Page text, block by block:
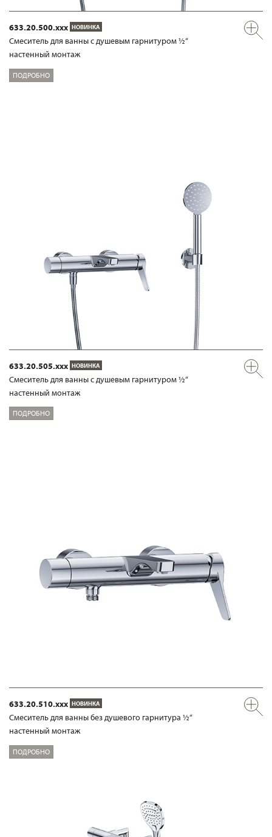
633.20.500.xxx НОВИНКА
Смеситель для ванны с душевым гарнитуром ½“
настенный монтаж
ПОДРОБНО
633.20.505.xxx НОВИНКА
Смеситель для ванны с душевым гарнитуром ½“
настенный монтаж
ПОДРОБНО
633.20.510.xxx НОВИНКА
Смеситель для ванны без душевого гарнитура ½“
настенный монтаж
ПОДРОБНО